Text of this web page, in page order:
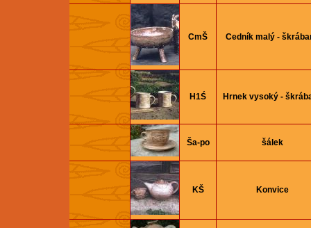
CmŠ Cedník malý -
H1Ś Hrnek vysoký -
Ša-po šálek
KŠ Konvice